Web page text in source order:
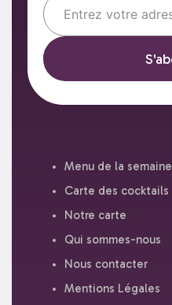
Menu de la semaine
Carte des cocktails
Notre carte
Qui sommes-nous
Nous contacter
Mentions Légales